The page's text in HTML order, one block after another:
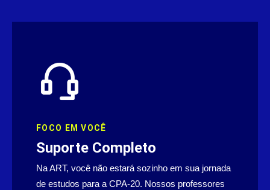
FOCO EM VOCÊ
Suporte Completo
Na ART, você não estará sozinho em sua jornada
de estudos para a CPA-20. Nossos professores